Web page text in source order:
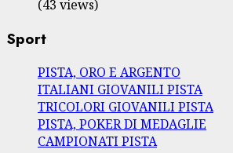
(43 views)
Sport
PISTA, ORO E ARGENTO
ITALIANI GIOVANILI PISTA
TRICOLORI GIOVANILI PISTA
PISTA, POKER DI MEDAGLIE
CAMPIONATI PISTA